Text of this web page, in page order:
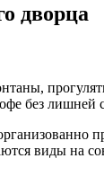
дворца
без лишней
виды на